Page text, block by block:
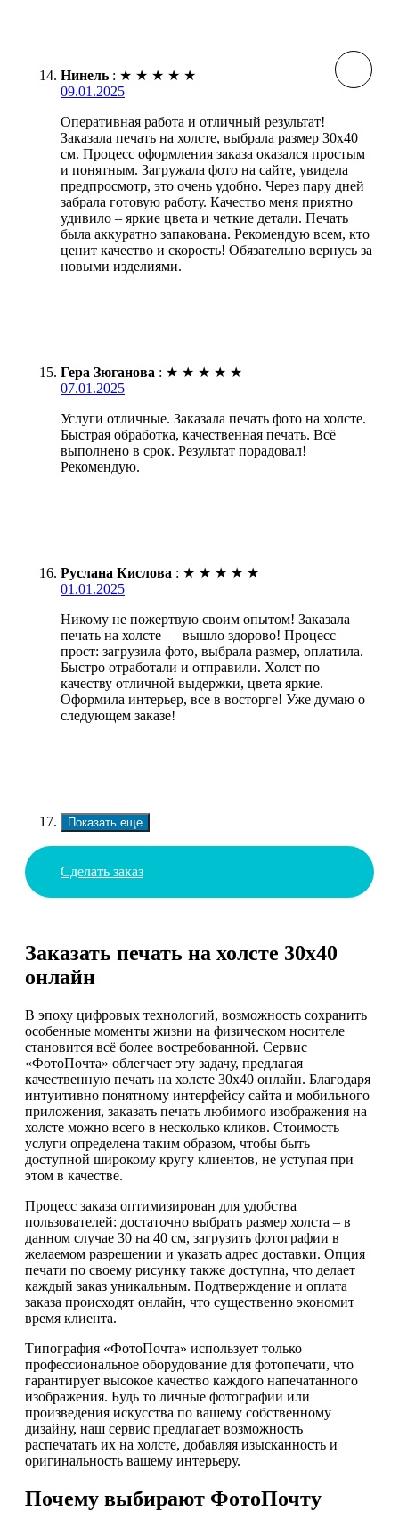
Нинель : ★ ★ ★ ★ ★
09.01.2025
Оперативная работа и отличный результат!
Заказала печать на холсте, выбрала размер 30х40
см. Процесс оформления заказа оказался простым
и понятным. Загружала фото на сайте, увидела
предпросмотр, это очень удобно. Через пару дней
забрала готовую работу. Качество меня приятно
удивило – яркие цвета и четкие детали. Печать
была аккуратно запакована. Рекомендую всем, кто
ценит качество и скорость! Обязательно вернусь за
новыми изделиями.
Гера Зюганова : ★ ★ ★ ★ ★
07.01.2025
Услуги отличные. Заказала печать фото на холсте.
Быстрая обработка, качественная печать. Всё
выполнено в срок. Результат порадовал!
Рекомендую.
Руслана Кислова : ★ ★ ★ ★ ★
01.01.2025
Никому не пожертвую своим опытом! Заказала
печать на холсте — вышло здорово! Процесс
прост: загрузила фото, выбрала размер, оплатила.
Быстро отработали и отправили. Холст по
качеству отличной выдержки, цвета яркие.
Оформила интерьер, все в восторге! Уже думаю о
следующем заказе!
Показать еще
Сделать заказ
Заказать печать на холсте 30х40
онлайн
В эпоху цифровых технологий, возможность сохранить
особенные моменты жизни на физическом носителе
становится всё более востребованной. Сервис
«ФотоПочта» облегчает эту задачу, предлагая
качественную печать на холсте 30х40 онлайн. Благодаря
интуитивно понятному интерфейсу сайта и мобильного
приложения, заказать печать любимого изображения на
холсте можно всего в несколько кликов. Стоимость
услуги определена таким образом, чтобы быть
доступной широкому кругу клиентов, не уступая при
этом в качестве.
Процесс заказа оптимизирован для удобства
пользователей: достаточно выбрать размер холста – в
данном случае 30 на 40 см, загрузить фотографии в
желаемом разрешении и указать адрес доставки. Опция
печати по своему рисунку также доступна, что делает
каждый заказ уникальным. Подтверждение и оплата
заказа происходят онлайн, что существенно экономит
время клиента.
Типография «ФотоПочта» использует только
профессиональное оборудование для фотопечати, что
гарантирует высокое качество каждого напечатанного
изображения. Будь то личные фотографии или
произведения искусства по вашему собственному
дизайну, наш сервис предлагает возможность
распечатать их на холсте, добавляя изысканность и
оригинальность вашему интерьеру.
Почему выбирают ФотоПочту